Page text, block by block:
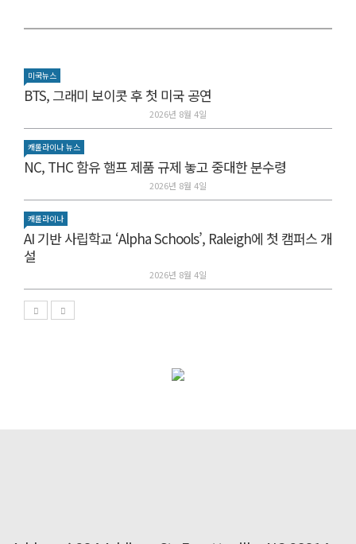
미국뉴스
BTS, 그래미 보이콧 후 첫 미국 공연
2026년 8월 4일
캐롤라이나 뉴스
NC, THC 함유 햄프 제품 규제 놓고 중대한 분수령
2026년 8월 4일
캐롤라이나
AI 기반 사립학교 ‘Alpha Schools’, Raleigh에 첫 캠퍼스 개
설
2026년 8월 4일